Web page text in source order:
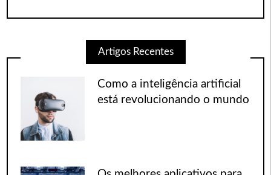
Artigos Recentes
Como a inteligência artificial
está revolucionando o mundo